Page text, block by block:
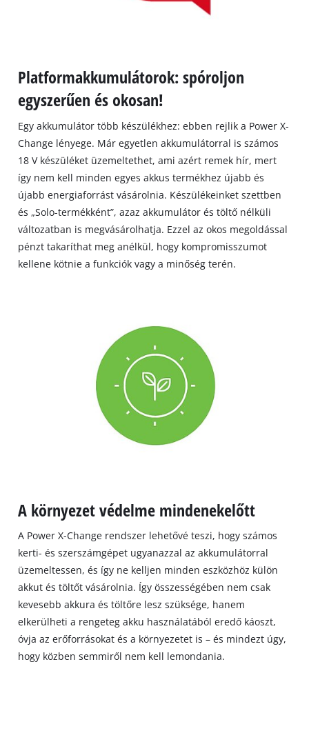
Platformakkumulátorok: spóroljon
egyszerűen és okosan!
Egy akkumulátor több készülékhez: ebben rejlik a Power X-
Change lényege. Már egyetlen akkumulátorral is számos
18 V készüléket üzemeltethet, ami azért remek hír, mert
így nem kell minden egyes akkus termékhez újabb és
újabb energiaforrást vásárolnia. Készülékeinket szettben
és „Solo-termékként”, azaz akkumulátor és töltő nélküli
változatban is megvásárolhatja. Ezzel az okos megoldással
pénzt takaríthat meg anélkül, hogy kompromisszumot
kellene kötnie a funkciók vagy a minőség terén.
A környezet védelme mindenekelőtt
A Power X-Change rendszer lehetővé teszi, hogy számos
kerti- és szerszámgépet ugyanazzal az akkumulátorral
üzemeltessen, és így ne kelljen minden eszközhöz külön
akkut és töltőt vásárolnia. Így összességében nem csak
kevesebb akkura és töltőre lesz szüksége, hanem
elkerülheti a rengeteg akku használatából eredő káoszt,
óvja az erőforrásokat és a környezetet is – és mindezt úgy,
hogy közben semmiről nem kell lemondania.